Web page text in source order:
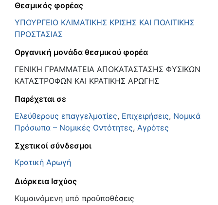
Θεσμικός φορέας
ΥΠΟΥΡΓΕΙΟ ΚΛΙΜΑΤΙΚΗΣ ΚΡΙΣΗΣ ΚΑΙ ΠΟΛΙΤΙΚΗΣ
ΠΡΟΣΤΑΣΙΑΣ
Οργανική μονάδα θεσμικού φορέα
ΓΕΝΙΚΗ ΓΡΑΜΜΑΤΕΙΑ ΑΠΟΚΑΤΑΣΤΑΣΗΣ ΦΥΣΙΚΩΝ
ΚΑΤΑΣΤΡΟΦΩΝ ΚΑΙ ΚΡΑΤΙΚΗΣ ΑΡΩΓΗΣ
Παρέχεται σε
Ελεύθερους επαγγελματίες, Επιχειρήσεις, Νομικά
Πρόσωπα – Νομικές Οντότητες, Αγρότες
Σχετικοί σύνδεσμοι
Κρατική Αρωγή
Διάρκεια Ισχύος
Κυμαινόμενη υπό προϋποθέσεις